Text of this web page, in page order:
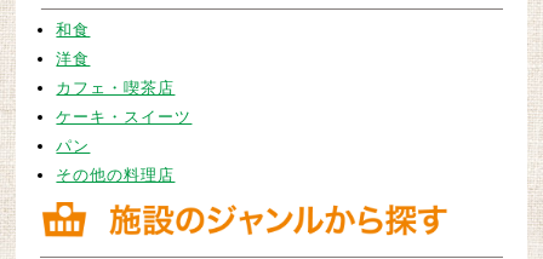
和食
洋食
カフェ・喫茶店
ケーキ・スイーツ
パン
その他の料理店
2019/05/09 北九州の「まーくんの店」が追加になりまし
なりました。
2019/05/07 大牟田の施設「ビハーラ」が追加になりまし
た。
2019/04/26 筑後の「青梅保育園」が追加になりました。
2019/04/23 北九州の医療施設「お産の家 よつ葉」が追加
になりました。